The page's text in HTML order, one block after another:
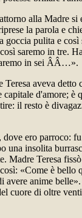
alla Madre si
la parola e
pulita e così
saremo in tre.
in sei ÂÂ…».
aveva detto
d'amore; è
il resto è
ero parroco:
una insolita
Madre Teresa
«Come è bello
anime
cuore di oltre